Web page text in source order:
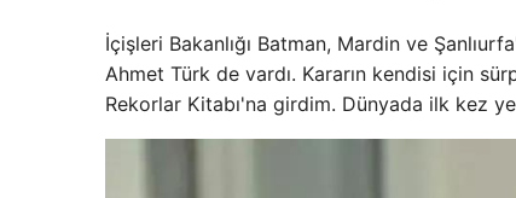
İçişleri Bakanlığı Batman, Mardin ve
Ahmet Türk de vardı. Kararın kendisi için
Rekorlar Kitabı'na girdim. Dünyada ilk kez